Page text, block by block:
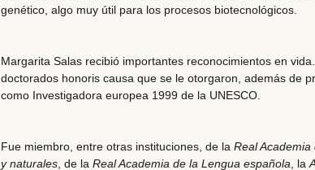
genético, algo muy útil para los procesos biotecnológicos.
Margarita Salas recibió importantes reconocimientos en vida
doctorados honoris causa que se le otorgaron, además de
como Investigadora europea 1999 de la UNESCO.
Fue miembro, entre otras instituciones, de la Real
y naturales, de la Real Academia de la Lengua española, la